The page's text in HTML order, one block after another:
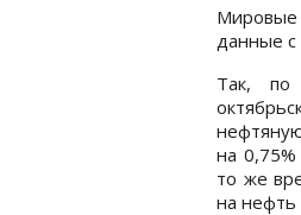
Мировые
данные с
Так, по
на
то же
на нефть